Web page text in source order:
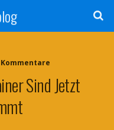
Kommentare
Sind Jetzt